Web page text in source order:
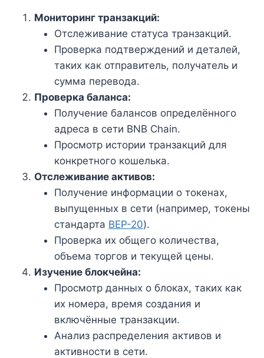
Мониторинг транзакций:
Отслеживание статуса транзакций.
Проверка подтверждений и деталей,
таких как отправитель, получатель и
сумма перевода.
Проверка баланса:
Получение балансов определённого
адреса в сети BNB Chain.
Просмотр истории транзакций для
конкретного кошелька.
Отслеживание активов:
Получение информации о токенах,
выпущенных в сети (например, токены
стандарта BEP-20).
Проверка их общего количества,
объема торгов и текущей цены.
Изучение блокчейна:
Просмотр данных о блоках, таких как
их номера, время создания и
включённые транзакции.
Анализ распределения активов и
активности в сети.